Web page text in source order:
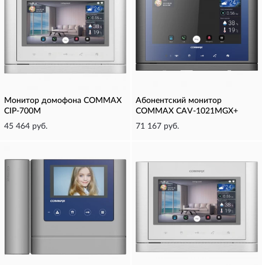
Монитор домофона COMMAX
CIP-700M
45 464 руб.
Абонентский монитор
COMMAX CAV-1021MGX+
71 167 руб.